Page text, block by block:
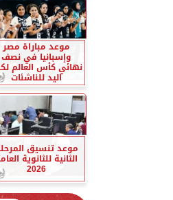
موعد مباراة مصر
وإسبانيا في نصف
نهائي كأس العالم
اليد للناشئات
موعد تنسيق
الثانية للثانوية
2026